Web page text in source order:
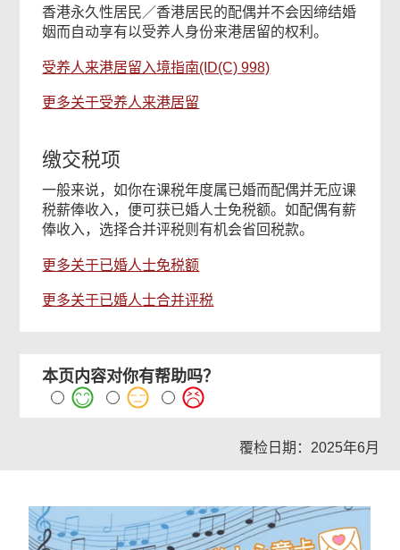
香港永久性居民／香港居民的配偶并不会因缔结婚
姻而自动享有以受养人身份来港居留的权利。
受养人来港居留入境指南(ID(C) 998)
更多关于受养人来港居留
缴交税项
一般来说，如你在课税年度属已婚而配偶并无应课
税薪俸收入，便可获已婚人士免税额。如配偶有薪
俸收入，选择合并评税则有机会省回税款。
更多关于已婚人士免税额
更多关于已婚人士合并评税
本页内容对你有帮助吗？
覆检日期：2025年6月